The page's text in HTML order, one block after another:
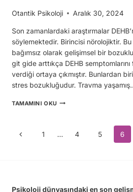
Otantik Psikoloji Aralık 30, 2024
Son zamanlardaki araştırmalar
söylemektedir. Birincisi nörolojiktir. Bu
bağımsız olarak gelişimsel bir
git gide arttıkça DEHB
verdiği ortaya çıkmıştır. Bunlardan
stres bozukluğudur. Travma
TAMAMINI OKU DEHB
DENEYIMSEL
Page
Previous
1 … 4 5 6
Psikoloji dünyasındaki en son